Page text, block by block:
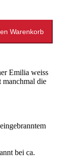
Warenkorb
Emilia weiss
die
bei ca.